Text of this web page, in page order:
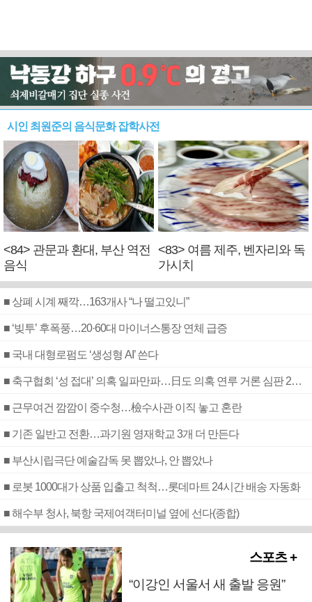
시인 최원준의 음식문화 잡학사전
<84> 관문과 환대, 부산 역전
음식
<83> 여름 제주, 벤자리와 독
가시치
■ 상폐 시계 째깍…163개사 “나 떨고있니”
■ ‘빚투’ 후폭풍…20·60대 마이너스통장 연체 급증
■ 국내 대형로펌도 ‘생성형 AI’ 쓴다
■ 축구협회 ‘성 접대’ 의혹 일파만파…日도 의혹 연루 거론 심판 2명 조사
■ 근무여건 깜깜이 중수청…檢수사관 이직 놓고 혼란
■ 기존 일반고 전환…과기원 영재학교 3개 더 만든다
■ 부산시립극단 예술감독 못 뽑았나, 안 뽑았나
■ 로봇 1000대가 상품 입출고 척척…롯데마트 24시간 배송 자동화
■ 해수부 청사, 북항 국제여객터미널 옆에 선다(종합)
스포츠 +
“이강인 서울서 새 출발 응원”